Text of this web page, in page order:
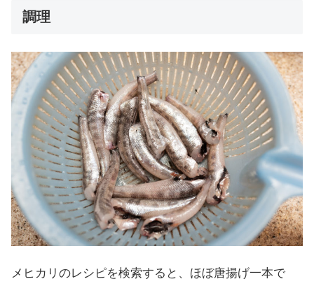
調理
メヒカリのレシピを検索すると、ほぼ唐揚げ一本で